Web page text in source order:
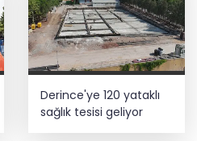
Derince'ye 120 yataklı
sağlık tesisi geliyor